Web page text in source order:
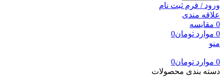
ورود / فرم ثبت نام
علاقه مندی
0 مقایسه
0 موارد تومان0
منو
0 موارد تومان0
دسته بندی محصولات